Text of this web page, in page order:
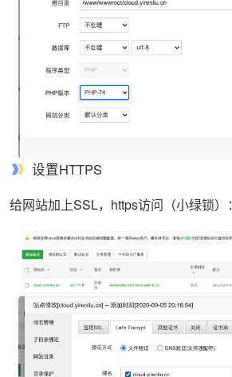
设置HTTPS
给网站加上SSL，https访问（小绿锁）：